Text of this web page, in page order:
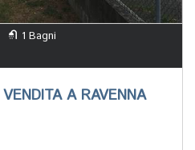
1 Bagni
A RAVENNA